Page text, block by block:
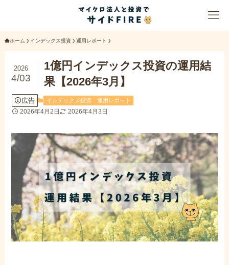
ホーム インデックス投資 運用レポート
1億円インデックス投資の運用結
果【2026年3月】
2026
4/03
広告 インデックス投資 運用レポート
2026年4月2日 2026年4月3日